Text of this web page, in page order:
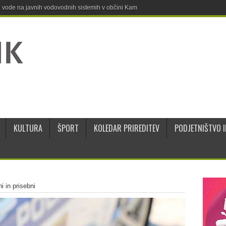
na javnih vodovodnih sistemih v občini Kamnik
KULTURA ŠPORT KOLEDAR PRIREDITEV PODJETNIŠTVO
in prisebni